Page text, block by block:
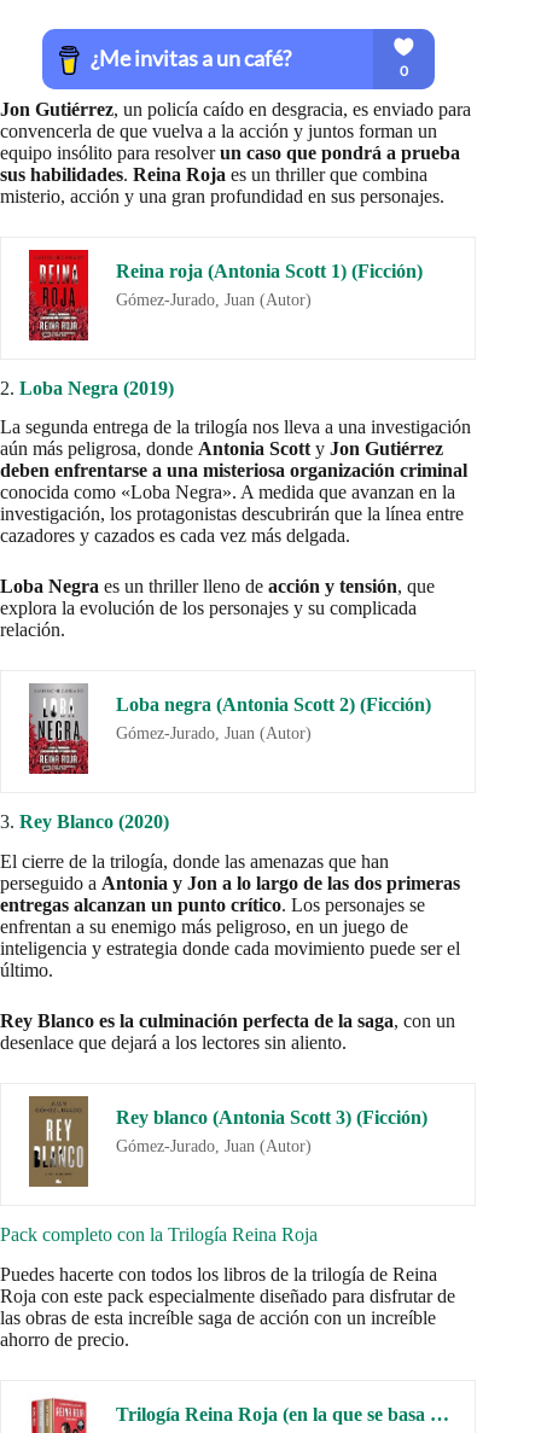
Jon Gutiérrez, un policía caído en desgracia, es enviado para
convencerla de que vuelva a la acción y juntos forman un
equipo insólito para resolverun caso que pondrá a prueba
sus habilidades. Reina Roja es un thriller que combina
misterio, acción y una gran profundidad en sus personajes.
Reina roja (Antonia Scott 1) (Ficción)
Gómez-Jurado, Juan (Autor)
2. Loba Negra (2019)
La segunda entrega de la trilogía nos lleva a una investigación
aún más peligrosa, donde Antonia Scotty Jon Gutiérrez
deben enfrentarse a una misteriosa organización criminal
conocida como «Loba Negra». A medida que avanzan en la
investigación, los protagonistas descubrirán que la línea entre
cazadores y cazados es cada vez más delgada.
Loba Negra es un thriller lleno de acción y tensión, que
explora la evolución de los personajes y su complicada
relación.
Loba negra (Antonia Scott 2) (Ficción)
Gómez-Jurado, Juan (Autor)
3. Rey Blanco (2020)
El cierre de la trilogía, donde las amenazas que han
perseguido a Antonia y Jon a lo largo de las dos primeras
entregas alcanzan un punto crítico. Los personajes se
enfrentan a su enemigo más peligroso, en un juego de
inteligencia y estrategia donde cada movimiento puede ser el
último.
Rey Blanco es la culminación perfecta de la saga, con un
desenlace que dejará a los lectores sin aliento.
Rey blanco (Antonia Scott 3) (Ficción)
Gómez-Jurado, Juan (Autor)
Pack completo con la Trilogía Reina Roja
Puedes hacerte con todos los libros de la trilogía de Reina
Roja con este pack especialmente diseñado para disfrutar de
las obras de esta increíble saga de acción con un increíble
ahorro de precio.
Trilogía Reina Roja (en la que se basa la nueva serie original de Amazon Prime) (Antonia Scott) (Ficción)